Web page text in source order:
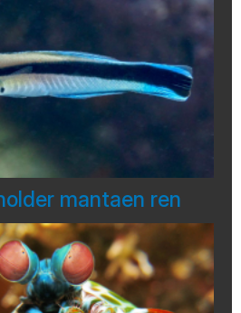
mantaen ren